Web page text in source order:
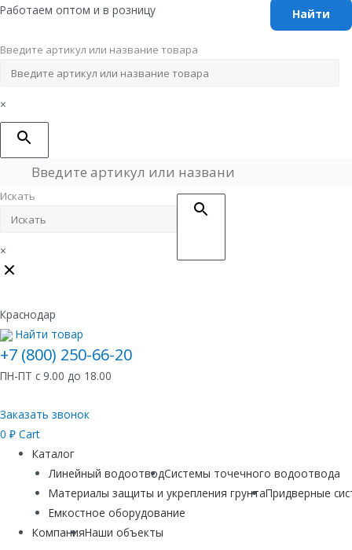
Перейти
содержимому
Работаем оптом и в розницу
Введите артикул или название товара
×
Искать
×
Краснодар
Найти товар
+7 (800) 250-66-20
ПН-ПТ с 9.00 до 18.00
Заказать звонок
0 ₽ Cart
Каталог
Линейный водоотводСистемы точечного водоотвода
Материалы защиты и укрепления грунтаПридверные
Емкостное оборудование
КомпанияНаши объекты